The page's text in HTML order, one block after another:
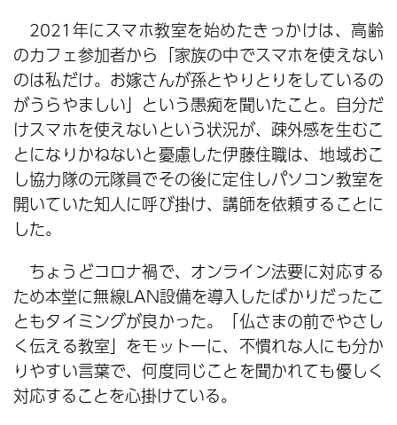
2021年にスマホ教室を始めたきっかけは、高齢
のカフェ参加者から「家族の中でスマホを使えない
のは私だけ。お嫁さんが孫とやりとりをしているの
がうらやましい」という愚痴を聞いたこと。自分だ
けスマホを使えないという状況が、疎外感を生むこ
とになりかねないと憂慮した伊藤住職は、地域おこ
し協力隊の元隊員でその後に定住しパソコン教室を
開いていた知人に呼び掛け、講師を依頼することに
した。
ちょうどコロナ禍で、オンライン法要に対応する
ため本堂に無線LAN設備を導入したばかりだったこ
ともタイミングが良かった。「仏さまの前でやさし
く伝える教室」をモットーに、不慣れな人にも分か
りやすい言葉で、何度同じことを聞かれても優しく
対応することを心掛けている。